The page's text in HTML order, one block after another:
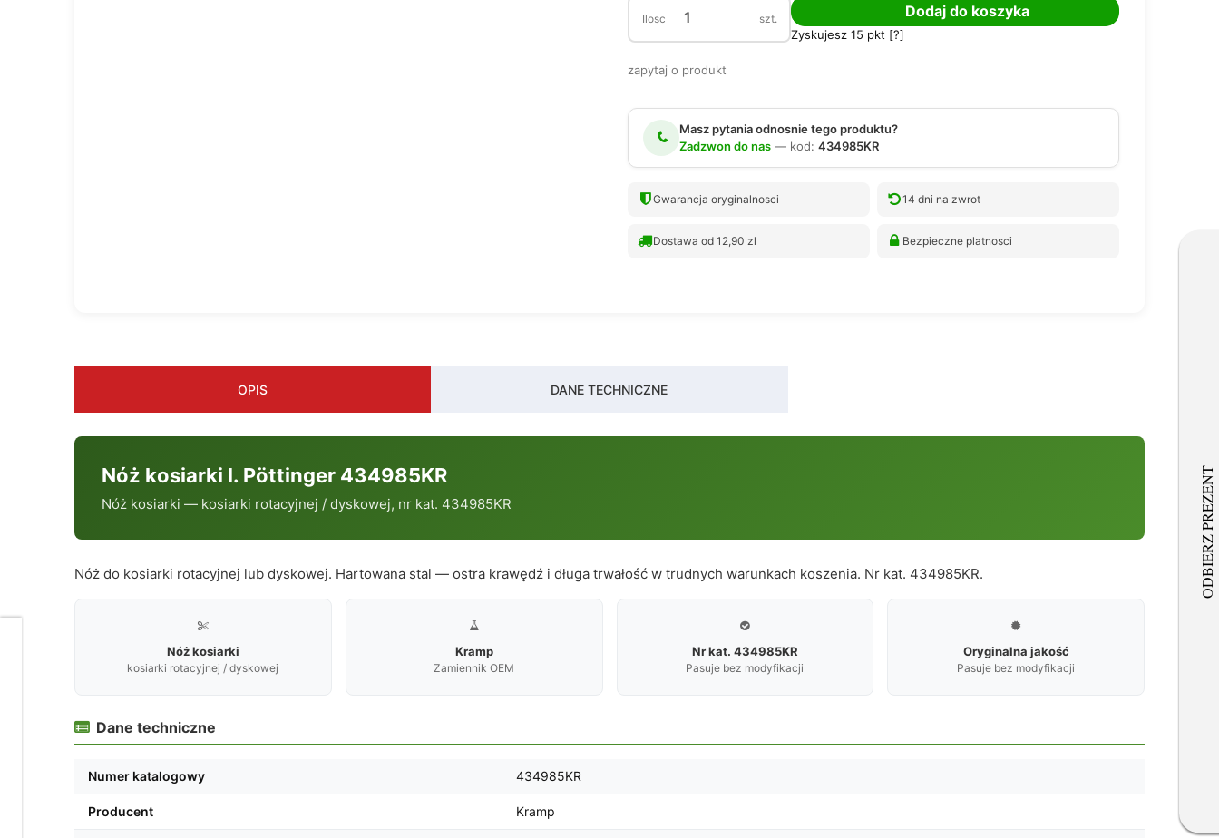
Ilosc szt. Dodaj do koszyka
Zyskujesz 15 pkt [?]
zapytaj o produkt
Masz pytania odnosnie tego produktu?
Zadzwon do nas — kod: 434985KR
Gwarancja oryginalnosci 14 dni na zwrot
Dostawa od 12,90 zl Bezpieczne platnosci
OPIS DANE TECHNICZNE
Nóż kosiarki l. Pöttinger 434985KR
Nóż kosiarki — kosiarki rotacyjnej / dyskowej, nr kat. 434985KR
Nóż do kosiarki rotacyjnej lub dyskowej. Hartowana stal — ostra krawędź i długa trwałość w trudnych warunkach koszenia. Nr kat. 434985KR.

Nóż kosiarki
kosiarki rotacyjnej / dyskowej

Kramp
Zamiennik OEM

Nr kat. 434985KR
Pasuje bez modyfikacji

Oryginalna jakość
Pasuje bez modyfikacji
 Dane techniczne
Numer katalogowy 434985KR
Producent Kramp